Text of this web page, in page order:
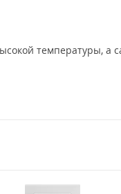
температуры, а